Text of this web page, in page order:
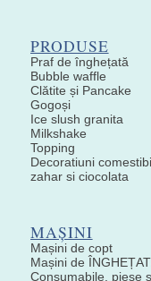
PRODUSE
Praf de înghețată
Bubble waffle
Clătite și Pancake
Gogoși
Ice slush granita
Milkshake
Topping
Decoratiuni
zahar si ciocolata
MAȘINI
Mașini de copt
Mașini de
Consumabile, piese